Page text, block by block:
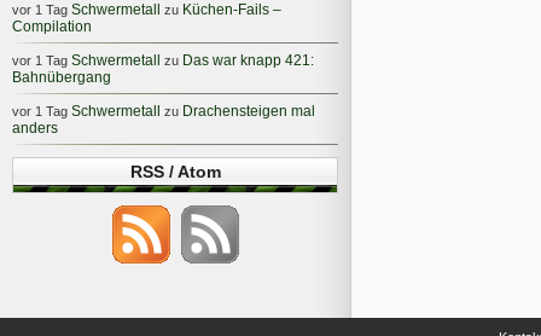
vor 1 Tag Schwermetall zu Küchen-Fails –
Compilation
vor 1 Tag Schwermetall zu Das war knapp 421:
Bahnübergang
vor 1 Tag Schwermetall zu Drachensteigen mal
anders
RSS / Atom